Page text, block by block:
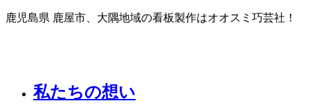
鹿児島県 鹿屋市、大隅地域の看板製作はオオスミ巧芸社！
私たちの想い